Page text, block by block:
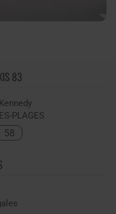
83
PLAGES
58